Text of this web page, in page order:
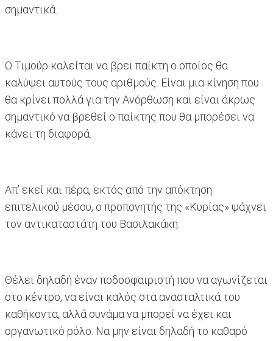
σημαντικά.
Ο Τιμούρ καλείται να βρει παίκτη ο οποίος θα
καλύψει αυτούς τους αριθμούς. Είναι μια κίνηση που
θα κρίνει πολλά για την Ανόρθωση και είναι άκρως
σημαντικό να βρεθεί ο παίκτης που θα μπορέσει να
κάνει τη διαφορά.
Απ’ εκεί και πέρα, εκτός από την απόκτηση
επιτελικού μέσου, ο προπονητής της «Κυρίας» ψάχνει
τον αντικαταστάτη του Βασιλακάκη.
Θέλει δηλαδή έναν ποδοσφαιριστή που να αγωνίζεται
στο κέντρο, να είναι καλός στα ανασταλτικά του
καθήκοντα, αλλά συνάμα να μπορεί να έχει και
οργανωτικό ρόλο. Να μην είναι δηλαδή το καθαρό